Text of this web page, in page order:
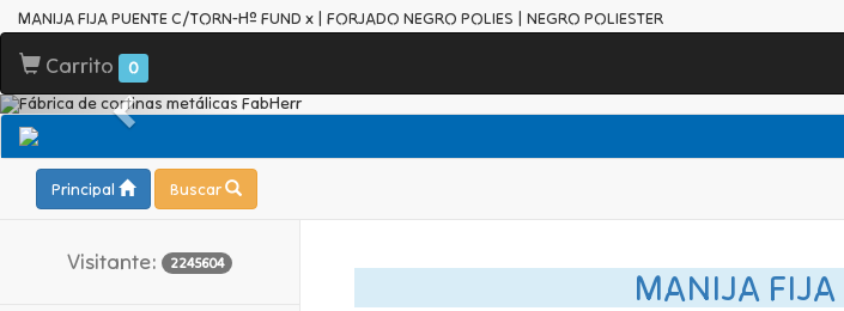
MANIJA FIJA PUENTE C/TORN-Hº FUND x | FORJADO NEGRO POLIES | NEGRO POLIESTER
Carrito 0
Principal Buscar
Visitante: 2245604
MANIJA FIJA